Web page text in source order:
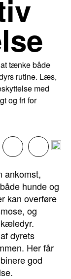
tænke både
rutine. Læs,
med
og fri for
ankomst,
hunde og
kan overføre
og
dyrets
Her får
god